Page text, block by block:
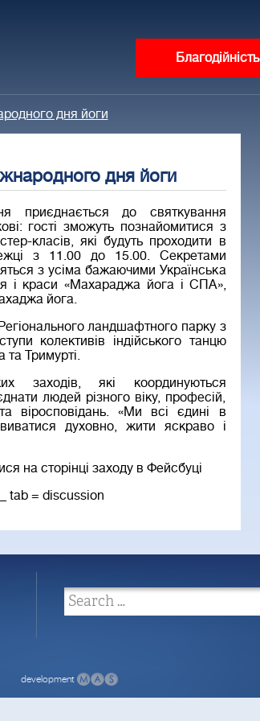
Благодійність
дня йоги
дня йоги
приєднається до святкування
гості зможуть познайомитися з
класів, які будуть проходити в
з 11.00 до 15.00. Секретами
з усіма бажаючими Українська
і краси «Махараджа йога і СПА»,
йога.
ландшафтного парку з
колективів індійського танцю
Тримурті.
заходів, які координуються
людей різного віку, професій,
віросповідань. «Ми всі єдині в
духовно, жити яскраво і
на сторінці заходу в Фейсбуці
tab = discussion
development